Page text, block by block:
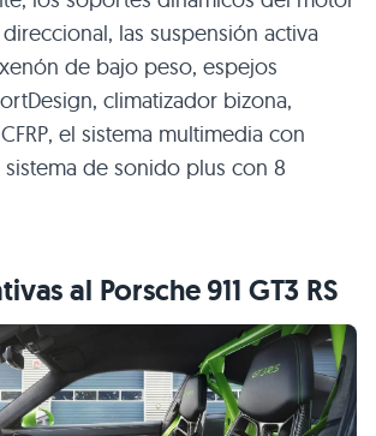
las suspensión activa
de bajo peso, espejos
climatizador bizona,
el sistema multimedia con
de sonido plus con 8
al Porsche 911 GT3 RS